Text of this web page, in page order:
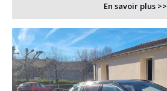
En savoir plus >>